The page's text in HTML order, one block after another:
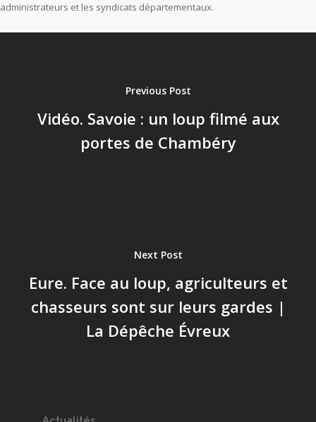
administrateurs et les syndicats départementaux.
Previous Post
Vidéo. Savoie : un loup filmé aux
portes de Chambéry
Next Post
Eure. Face au loup, agriculteurs et
chasseurs sont sur leurs gardes |
La Dépêche Évreux